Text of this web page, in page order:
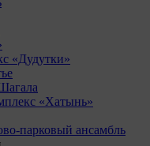
«Дудутки»
«Хатынь»
парковый ансамбль